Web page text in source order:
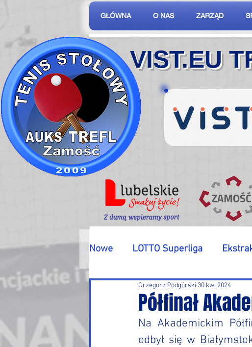
GŁÓWNA O NAS ZARZĄD
VIST.EU
Nowe LOTTO Superliga
Turnieje Inne
Półfinał
Grzegorz Podgórski 30 kwi 2024
Na Akademickim
odbył się w